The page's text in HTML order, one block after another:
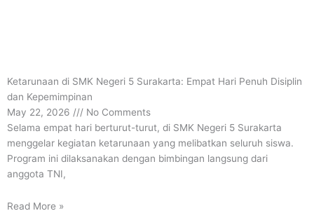
Ketarunaan di SMK Negeri 5 Surakarta: Empat Hari Penuh Disiplin
dan Kepemimpinan
May 22, 2026
No Comments
Selama empat hari berturut-turut, di SMK Negeri 5 Surakarta
menggelar kegiatan ketarunaan yang melibatkan seluruh siswa.
Program ini dilaksanakan dengan bimbingan langsung dari
anggota TNI,
Read More »